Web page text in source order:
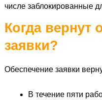
числе заблокированные
Когда вернут
заявки?
Обеспечение заявки
В течение пяти